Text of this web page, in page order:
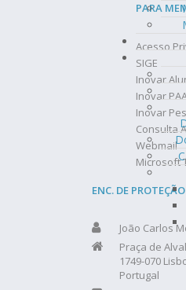
PARA
Acesso
SIGE
Inovar
Inovar
Inovar
Consulta
Webmail
Microsoft
ENC. DE
João Carlos
Praça de
1749-070
Portugal